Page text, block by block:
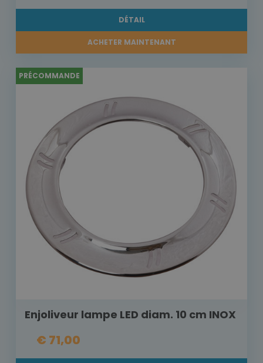
DÉTAIL
ACHETER MAINTENANT
PRÉCOMMANDE
Enjoliveur lampe LED diam. 10 cm INOX
€ 71,00